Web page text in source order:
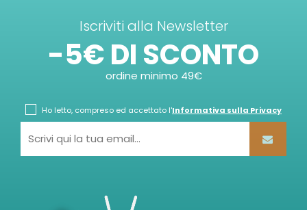
Iscriviti alla Newsletter
-5€ DI SCONTO
ordine minimo 49€
Ho letto, compreso ed accettato l'Informativa sulla Privacy